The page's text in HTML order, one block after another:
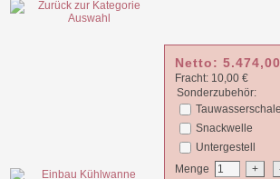
Netto: 5.474,00
Fracht: 10,00 €
Sonderzubehör:
Snackwelle
Untergestell
Menge